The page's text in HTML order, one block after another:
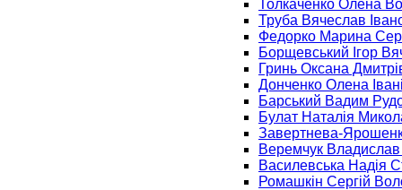
Толкаченко Олена
Труба Вячеслав
Федорко Марина
Борщевський Ігор
Гринь Оксана
Донченко Олена
Барський Вадим
Булат Наталія
Завертнева-
Веремчук Владислав
Василевська Надія
Ромашкін Сергій